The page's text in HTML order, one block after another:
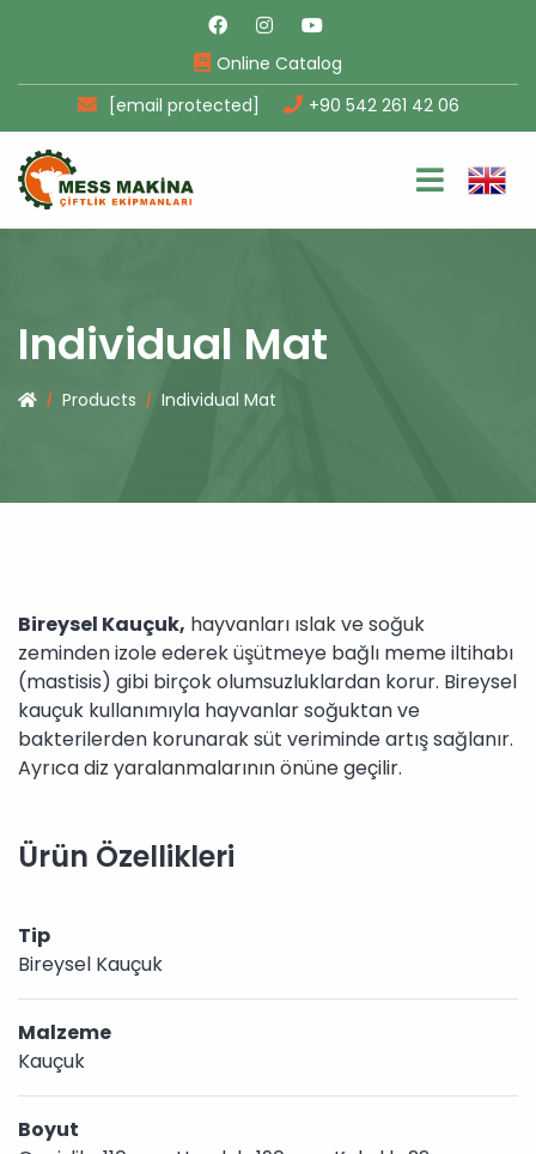
Online Catalog
[email protected]
+90 542 261 42 06
Individual Mat
Products Individual Mat
Bireysel Kauçuk, hayvanları ıslak ve soğuk
zeminden izole ederek üşütmeye bağlı meme iltihabı
(mastisis) gibi birçok olumsuzluklardan korur. Bireysel
kauçuk kullanımıyla hayvanlar soğuktan ve
bakterilerden korunarak süt veriminde artış sağlanır.
Ayrıca diz yaralanmalarının önüne geçilir.
Ürün Özellikleri
Tip
Bireysel Kauçuk
Malzeme
Kauçuk
Boyut